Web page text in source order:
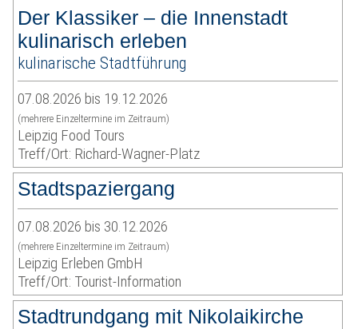
Der Klassiker – die Innenstadt
kulinarisch erleben
kulinarische Stadtführung
07.08.2026 bis 19.12.2026
(mehrere Einzeltermine im Zeitraum)
Leipzig Food Tours
Treff/Ort: Richard-Wagner-Platz
Stadtspaziergang
07.08.2026 bis 30.12.2026
(mehrere Einzeltermine im Zeitraum)
Leipzig Erleben GmbH
Treff/Ort: Tourist-Information
Stadtrundgang mit Nikolaikirche